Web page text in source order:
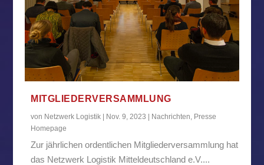
MITGLIEDERVERSAMMLUNG
von Netzwerk Logistik | Nov. 9, 2023 | Nachrichten Presse
Homepage
Zur jährlichen ordentlichen Mitgliederversammlung hat
das Netzwerk Logistik Mitteldeutschland e.V....